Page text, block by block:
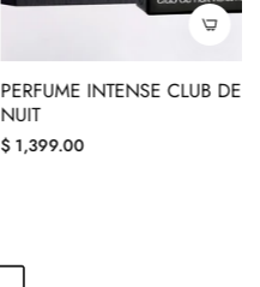
PERFUME INTENSE CLUB DE
NUIT
Precio
$ 1,399.00